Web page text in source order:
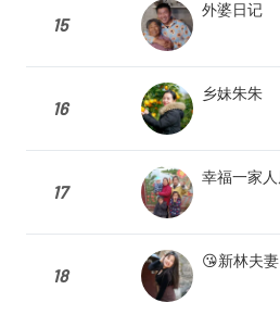
15
外婆日记
16
乡妹朱朱
17
幸福一家
18
😘新林夫妻